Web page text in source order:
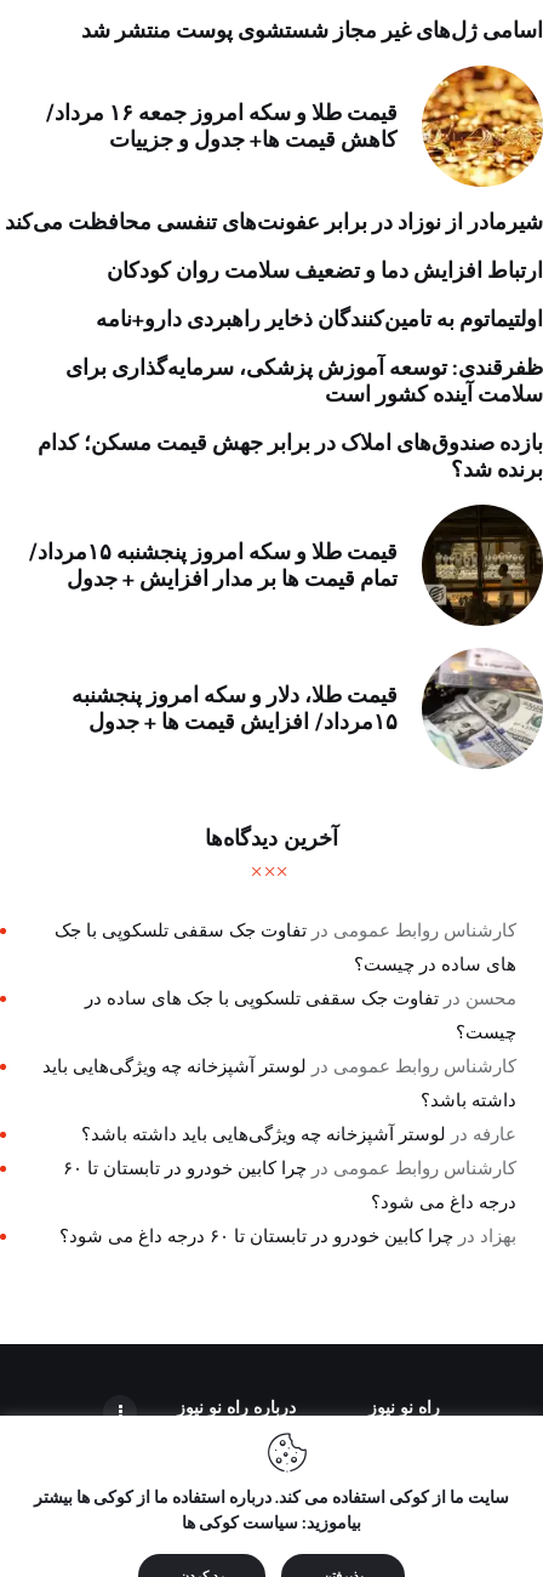
اسامی ژل‌های غیر مجاز شستشوی پوست منتشر شد
قیمت طلا و سکه امروز جمعه ۱۶ مرداد/
کاهش قیمت ها+ جدول و جزییات
شیرمادر از نوزاد در برابر عفونت‌های تنفسی محافظت می‌کند
ارتباط افزایش دما و تضعیف سلامت روان کودکان
اولتیماتوم به تامین‌کنندگان ذخایر راهبردی دارو+نامه
ظفرقندی: توسعه آموزش پزشکی، سرمایه‌گذاری برای
سلامت آینده کشور است
بازده صندوق‌های املاک در برابر جهش قیمت مسکن؛ کدام
برنده شد؟
قیمت طلا و سکه امروز پنجشنبه ۱۵مرداد/
تمام قیمت ها بر مدار افزایش + جدول
قیمت طلا، دلار و سکه امروز پنجشنبه
۱۵مرداد/ افزایش قیمت ها + جدول
آخرین دیدگاه‌ها
کارشناس روابط عمومی درتفاوت جک سقفی تلسکوپی با جک
های ساده در چیست؟
محسن درتفاوت جک سقفی تلسکوپی با جک های ساده در
چیست؟
کارشناس روابط عمومی در لوستر آشپزخانه چه ویژگی‌هایی باید
داشته باشد؟
عارفه در لوستر آشپزخانه چه ویژگی‌هایی باید داشته باشد؟
کارشناس روابط عمومی در
چرا کابین خودرو در تابستان تا ۶۰
درجه داغ می شود؟
بهزاد درچرا کابین خودرو در تابستان تا ۶۰ درجه داغ می شود؟
راه نو نیوز درباره راه‌ نو نیوز
تمامی حقوق مطالب برای "راه نو نیوز" محفوظ است و هرگونه کپی
برداری بدون ذکر منبع ممنوع می باشد.
سایت ما از کوکی استفاده می کند. درباره استفاده ما از کوکی ها بیشتر
بیاموزید: سیاست کوکی ها